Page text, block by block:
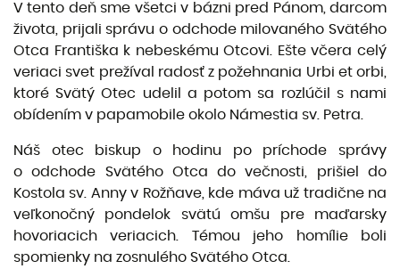
V tento deň sme všetci v bázni pred Pánom, darcom
života, prijali správu o odchode milovaného Svätého
Otca Františka k nebeskému Otcovi. Ešte včera celý
veriaci svet prežíval radosť z požehnania Urbi et orbi,
ktoré Svätý Otec udelil a potom sa rozlúčil s nami
obídením v papamobile okolo Námestia sv. Petra.
Náš otec biskup o hodinu po príchode správy
o odchode Svätého Otca do večnosti, prišiel do
Kostola sv. Anny v Rožňave, kde máva už tradične na
veľkonočný pondelok svätú omšu pre maďarsky
hovoriacich veriacich. Témou jeho homílie boli
spomienky na zosnulého Svätého Otca.